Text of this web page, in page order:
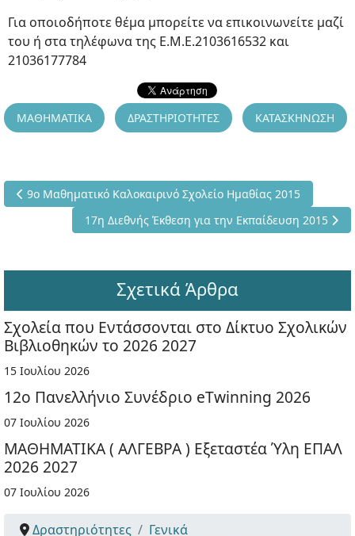
Για οποιοδήποτε θέμα μπορείτε να επικοινωνείτε μαζί
του ή στα τηλέφωνα της Ε.Μ.Ε.2103616532 και
21036177784
ΜΑΘΗΜΑΤΙΚΑ ΔΡΑΣΤΗΡΙΟΤΗΤΕΣ ΚΑΤΑΣΚΗΝΩΣΗ
Προηγούμενο άρθρο: 9ο Μαθηματικό Καλοκαιρινό Σχολείο
9ο Μαθηματικό Καλοκαιρινό Σχολείο Ημαθίας 2015
Επόμενο άρθρο: 17η Διεθνής Έκθεση για την
17η Διεθνής Έκθεση για την Εκπαίδευση 2015
Σχετικά Άρθρα
Σχολεία που Εντάσσονται στο Δίκτυο Σχολικών
Βιβλιοθηκών το 2026 2027
15 Ιουλίου 2026
12ο Πανελλήνιο Συνέδριο eTwinning 2026
07 Ιουλίου 2026
ΜΑΘΗΜΑΤΙΚΑ ( ΑΛΓΕΒΡΑ ) Εξεταστέα Ύλη ΕΠΑΛ
2026 2027
07 Ιουλίου 2026
Δραστηριότητες
Γενικά